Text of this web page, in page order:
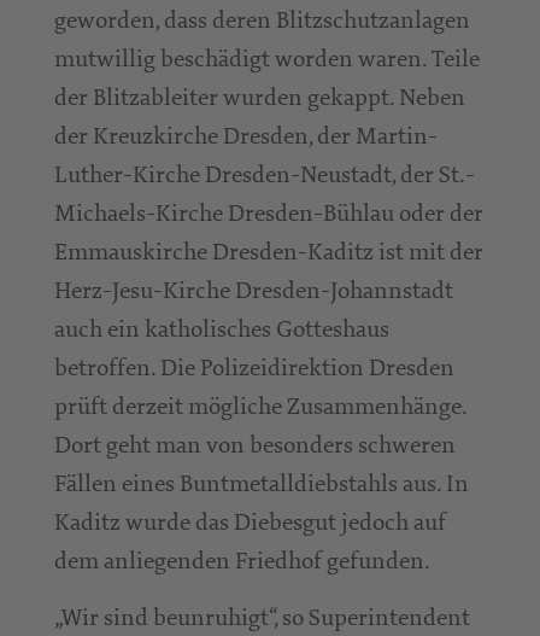
geworden, dass deren Blitzschutzanlagen
mutwillig beschädigt worden waren. Teile
der Blitzableiter wurden gekappt. Neben
der Kreuzkirche Dresden, der Martin-
Luther-Kirche Dresden-Neustadt, der St.-
Michaels-Kirche Dresden-Bühlau oder der
Emmauskirche Dresden-Kaditz ist mit der
Herz-Jesu-Kirche Dresden-Johannstadt
auch ein katholisches Gotteshaus
betroffen. Die Polizeidirektion Dresden
prüft derzeit mögliche Zusammenhänge.
Dort geht man von besonders schweren
Fällen eines Buntmetalldiebstahls aus. In
Kaditz wurde das Diebesgut jedoch auf
dem anliegenden Friedhof gefunden.
„Wir sind beunruhigt“, so Superintendent